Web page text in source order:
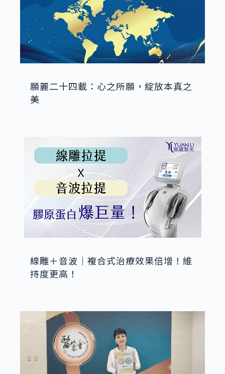
願麗二十四載：心之所願，綻放本真之
美
線雕＋音波｜複合式治療效果倍增！維
持度更高！